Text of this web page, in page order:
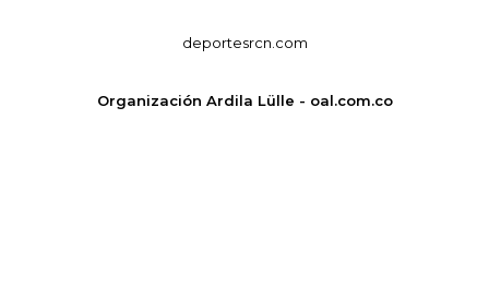
deportesrcn.com
Organización Ardila Lülle - oal.com.co